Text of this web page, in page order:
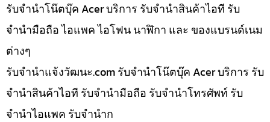
รับจำนำโน๊ตบุ๊ค Acer บริการ รับจำนำสินค้าไอที รับ
จำนำมือถือ ไอแพค ไอโฟน นาฬิกา และ ของแบรนด์เนม
ต่างๆ
รับจํานําแจ้งวัฒนะ.com รับจำนำโน๊ตบุ๊ค Acer บริการ รับ
จำนำสินค้าไอที รับจำนำมือถือ รับจำนำโทรศัพท์ รับ
จำนำไอแพค รับจำนำก